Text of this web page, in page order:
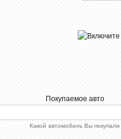
Покупаемое авто
Какой автомобиль Вы покупали